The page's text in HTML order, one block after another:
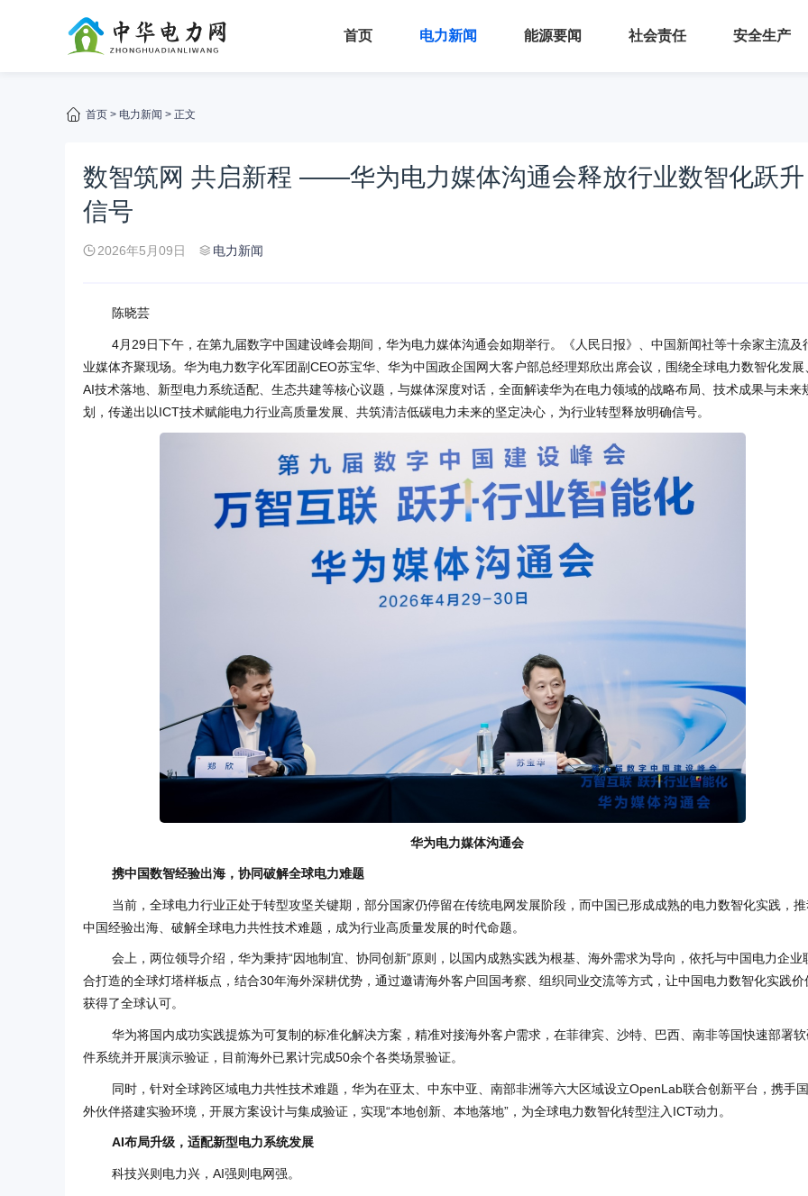
首页 电力新闻 能源要闻 社会责任 安全生产
首页 > 电力新闻 > 正文
数智筑网 共启新程 ——华为电力媒体沟通会释放行业数智化跃升
信号
2026年5月09日 电力新闻
陈晓芸
4月29日下午，在第九届数字中国建设峰会期间，华为电力媒体沟通会如期举行。《人民日报》、中国新闻社等十余家主流及
业媒体齐聚现场。华为电力数字化军团副CEO苏宝华、华为中国政企国网大客户部总经理郑欣出席会议，围绕全球电力数智化发展
AI技术落地、新型电力系统适配、生态共建等核心议题，与媒体深度对话，全面解读华为在电力领域的战略布局、技术成果与未来
划，传递出以ICT技术赋能电力行业高质量发展、共筑清洁低碳电力未来的坚定决心，为行业转型释放明确信号。
华为电力媒体沟通会
携中国数智经验出海，协同破解全球电力难题
当前，全球电力行业正处于转型攻坚关键期，部分国家仍停留在传统电网发展阶段，而中国已形成成熟的电力数智化实践，推
中国经验出海、破解全球电力共性技术难题，成为行业高质量发展的时代命题。
会上，两位领导介绍，华为秉持“因地制宜、协同创新”原则，以国内成熟实践为根基、海外需求为导向，依托与中国电力企业
合打造的全球灯塔样板点，结合30年海外深耕优势，通过邀请海外客户回国考察、组织同业交流等方式，让中国电力数智化实践价
获得了全球认可。
华为将国内成功实践提炼为可复制的标准化解决方案，精准对接海外客户需求，在菲律宾、沙特、巴西、南非等国快速部署软
件系统并开展演示验证，目前海外已累计完成50余个各类场景验证。
同时，针对全球跨区域电力共性技术难题，华为在亚太、中东中亚、南部非洲等六大区域设立OpenLab联合创新平台，携手
外伙伴搭建实验环境，开展方案设计与集成验证，实现“本地创新、本地落地”，为全球电力数智化转型注入ICT动力。
AI布局升级，适配新型电力系统发展
科技兴则电力兴，AI强则电网强。